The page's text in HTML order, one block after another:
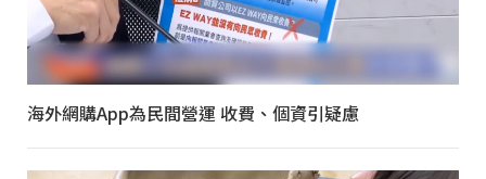
海外網購App為民間營運 收費、個資引疑慮